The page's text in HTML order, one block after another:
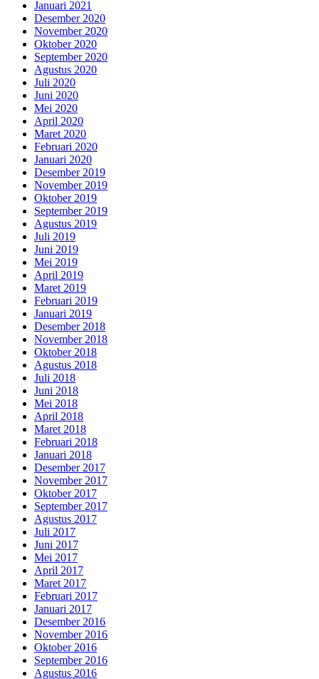
Januari 2021
Desember 2020
November 2020
Oktober 2020
September 2020
Agustus 2020
Juli 2020
Juni 2020
Mei 2020
April 2020
Maret 2020
Februari 2020
Januari 2020
Desember 2019
November 2019
Oktober 2019
September 2019
Agustus 2019
Juli 2019
Juni 2019
Mei 2019
April 2019
Maret 2019
Februari 2019
Januari 2019
Desember 2018
November 2018
Oktober 2018
Agustus 2018
Juli 2018
Juni 2018
Mei 2018
April 2018
Maret 2018
Februari 2018
Januari 2018
Desember 2017
November 2017
Oktober 2017
September 2017
Agustus 2017
Juli 2017
Juni 2017
Mei 2017
April 2017
Maret 2017
Februari 2017
Januari 2017
Desember 2016
November 2016
Oktober 2016
September 2016
Agustus 2016